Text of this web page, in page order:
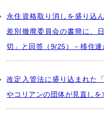
永住資格取り消しを盛り込
差別撤廃委員会の書簡に、
切」と回答（9/25）－移住連
改定入管法に盛り込まれた
やコリアンの団体が見直しを